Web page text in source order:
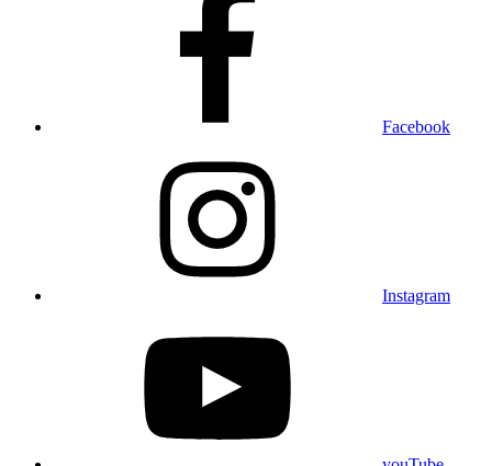
Facebook
Instagram